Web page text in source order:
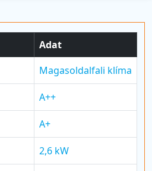
Adat
Magasoldalfali klíma
A++
A+
2,6 kW